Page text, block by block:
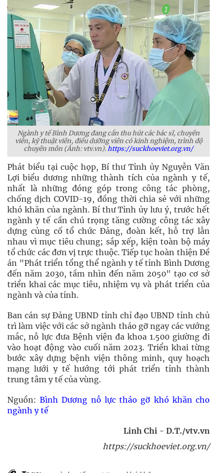
Ngành y tế Bình Dương đang cần thu hút các bác sĩ, chuyên
viên, kỹ thuật viên, điều dưỡng viên có kinh nghiệm, trình độ
chuyên môn (Ảnh: vtv.vn).https://suckhoeviet.org.vn/
Phát biểu tại cuộc họp, Bí thư Tỉnh ủy Nguyễn Văn
Lợi biểu dương những thành tích của ngành y tế,
nhất là những đóng góp trong công tác phòng,
chống dịch COVID-19, đồng thời chia sẻ với những
khó khăn của ngành. Bí thư Tỉnh ủy lưu ý, trước hết
ngành y tế cần chú trọng tăng cường công tác xây
dựng củng cố tổ chức Đảng, đoàn kết, hỗ trợ lẫn
nhau vì mục tiêu chung; sắp xếp, kiện toàn bộ máy
tổ chức các đơn vị trực thuộc. Tiếp tục hoàn thiện Đề
án "Phát triển tổng thể ngành y tế tỉnh Bình Dương
đến năm 2030, tầm nhìn đến năm 2050" tạo cơ sở
triển khai các mục tiêu, nhiệm vụ và phát triển của
ngành và của tỉnh.
Ban cán sự Đảng UBND tỉnh chỉ đạo UBND tỉnh chủ
trì làm việc với các sở ngành tháo gỡ ngay các vướng
mắc, nỗ lực đưa Bệnh viện đa khoa 1.500 giường đi
vào hoạt động vào cuối năm 2023. Triển khai từng
bước xây dựng bệnh viện thông minh, quy hoạch
mạng lưới y tế hướng tới phát triển tỉnh thành
trung tâm y tế của vùng.
Nguồn:Bình Dương nỗ lực tháo gỡ khó khăn cho
ngành y tế
Linh Chi - D.T./vtv.vn
https://suckhoeviet.org.vn/